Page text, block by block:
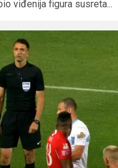
viđenija figura susreta...